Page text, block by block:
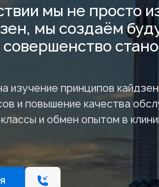
мы не просто
мы создаём
изучение принципов
и повышение качества
и обмен опытом в